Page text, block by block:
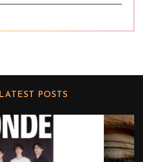
LATEST POSTS